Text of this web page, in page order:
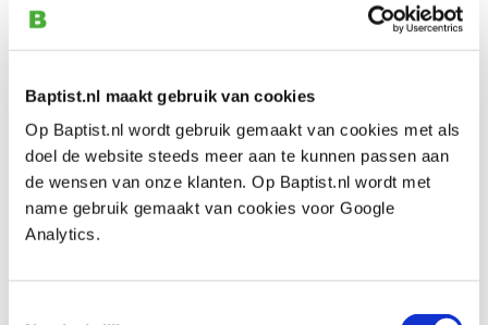
Baptist.nl maakt gebruik van cookies
Op Baptist.nl wordt gebruik gemaakt van cookies met als
doel de website steeds meer aan te kunnen passen aan
de wensen van onze klanten. Op Baptist.nl wordt met
name gebruik gemaakt van cookies voor Google
Analytics.
Tijdschrift: Furniture & Cabinetmaking
€ 12,30 incl. VAT
€ 11,28 excl. VAT
In stock
Compare
Productnumber: 17941